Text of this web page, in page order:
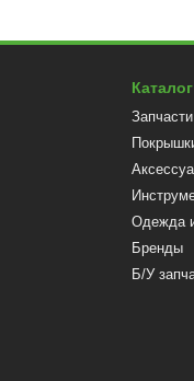
Каталог
Запчасти
Одежда
Бренды
Б/У